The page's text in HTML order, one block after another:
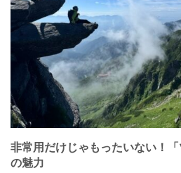
非常用だけじゃもったいない！「
の魅力